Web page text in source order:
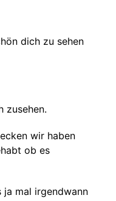
dich zu sehen
zusehen.
wir haben
ob es
ja mal irgendwann